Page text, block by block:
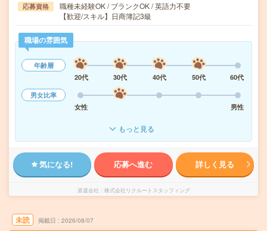
応募資格
職種未経験OK / ブランクOK / 英語力不要
【歓迎/スキル】日商簿記3級
職場の雰囲気
年齢層
20代
30代 40代 50代
60代
男女比率
女性
男性
もっと見る
気になる! 応募へ進む 詳しく見る
派遣会社 株式会社リクルートスタッフィング
未読 掲載日 2026/08/07